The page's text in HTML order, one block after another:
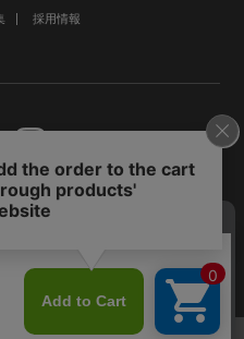
採用情報
Ltd.All rights Reserved.